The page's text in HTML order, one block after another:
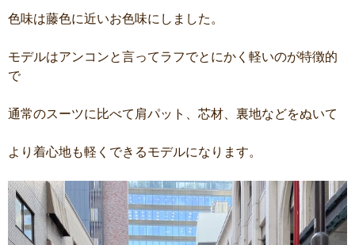
色味は藤色に近いお色味にしました。
モデルはアンコンと言ってラフでとにかく軽いのが特徴的
で
通常のスーツに比べて肩パット、芯材、裏地などをぬいて
より着心地も軽くできるモデルになります。